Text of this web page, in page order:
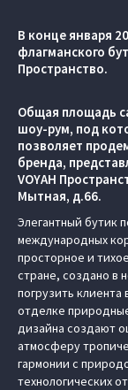
В конце января
флагманского
Пространство.
Общая площадь
шоу-рум, под
позволяет
бренда,
VOYAH
Мытная, д.66.
Элегантный бутик
международных
просторное и
стране, создано в
погрузить
отделке
дизайна создают
атмосферу
гармонии с
технологических